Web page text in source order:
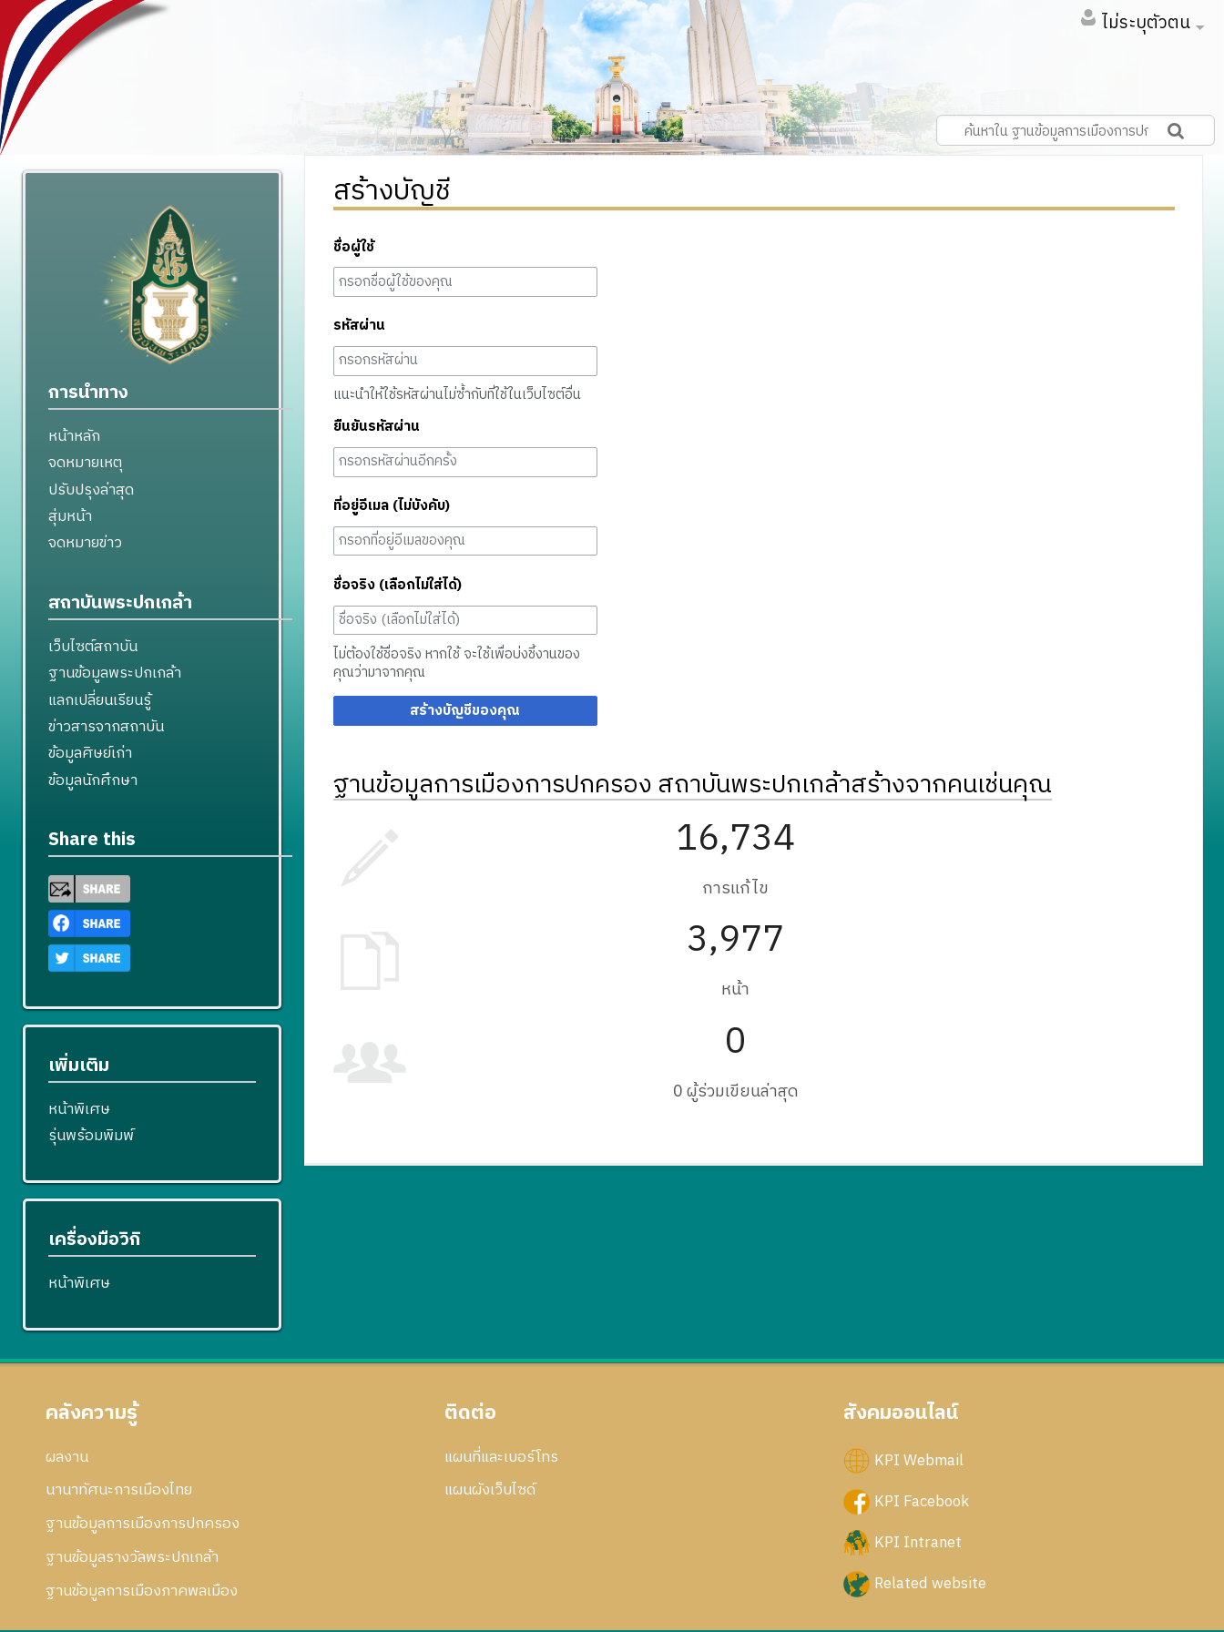
ไม่ระบุตัวตน
สร้างบัญชี
ชื่อผู้ใช้
รหัสผ่าน
แนะนำให้ใช้รหัสผ่านไม่ซ้ำกับที่ใช้ในเว็บไซต์อื่น
ยืนยันรหัสผ่าน
ที่อยู่อีเมล (ไม่บังคับ)
ชื่อจริง (เลือกไม่ใส่ได้)
ไม่ต้องใช้ชื่อจริง หากใช้ จะใช้เพื่อบ่งชี้งานของ
คุณว่ามาจากคุณ
สร้างบัญชีของคุณ
ฐานข้อมูลการเมืองการปกครอง สถาบันพระปกเกล้าสร้างจากคนเช่นคุณ
16,734
การแก้ไข
3,977
หน้า
0
0 ผู้ร่วมเขียนล่าสุด
การนำทาง
หน้าหลัก
จดหมายเหตุ
ปรับปรุงล่าสุด
สุ่มหน้า
จดหมายข่าว
สถาบันพระปกเกล้า
เว็บไซต์สถาบัน
ฐานข้อมูลพระปกเกล้า
แลกเปลี่ยนเรียนรู้
ข่าวสารจากสถาบัน
ข้อมูลศิษย์เก่า
ข้อมูลนักศึกษา
Share this
เพิ่มเติม
หน้าพิเศษ
รุ่นพร้อมพิมพ์
เครื่องมือวิกิ
หน้าพิเศษ
คลังความรู้
ผลงาน
นานาทัศนะการเมืองไทย
ฐานข้อมูลการเมืองการปกครอง
ฐานข้อมูลรางวัลพระปกเกล้า
ฐานข้อมูลการเมืองภาคพลเมือง
ติดต่อ
แผนที่และเบอร์โทร
แผนผังเว็บไซด์
สังคมออนไลน์
KPI Webmail
KPI Facebook
KPI Intranet
Related website